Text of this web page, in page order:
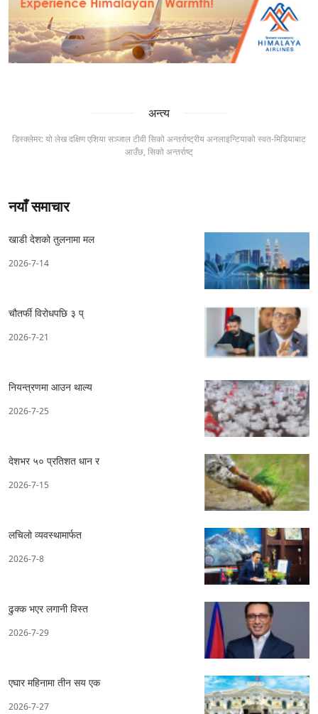
अन्त्य
डिस्क्लेमर: यो लेख दक्षिण एशिया सञ्जाल टीवी सिको अन्तर्राष्ट्रीय अनलाइन्टियाको स्वत-मिडियाबाट
आउँछ, सिको अन्तर्राष्ट्
नयाँ समाचार
खाडी देशको तुलनामा मल
2026-7-14
चौतर्फी विरोधपछि ३ प्
2026-7-21
नियन्त्रणमा आउन थाल्य
2026-7-25
देशभर ५० प्रतिशत धान र
2026-7-15
लचिलो व्यवस्थामार्फत
2026-7-8
ढुक्क भएर लगानी विस्त
2026-7-29
एघार महिनामा तीन सय एक
2026-7-27